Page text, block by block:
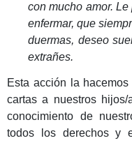
con mucho amor.
enfermar, que
duermas, deseo
extrañes.
Esta acción la
cartas a nuestros
conocimiento de
todos los derechos y